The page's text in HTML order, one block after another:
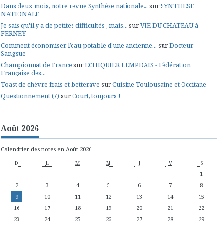
Dans deux mois, notre revue Synthèse nationale... surSYNTHESE
NATIONALE
Je sais qu'il y a de petites difficultés , mais... surVIE DU CHATEAU à
FERNEY
Comment économiser l’eau potable d’une ancienne... surDocteur
Sangsue
Championnat de France surECHIQUIER LEMPDAIS - Fédération
Française des...
Toast de chèvre frais et betterave surCuisine Toulousaine et Occitane
Questionnement (7) surCourt, toujours !
Août 2026
Calendrier des notes en Août 2026
D L M M J V S
1
2
3 4 5 6 7
8
9
10 11 12 13 14
15
16
17 18 19 20 21
22
23
24 25 26 27 28
29